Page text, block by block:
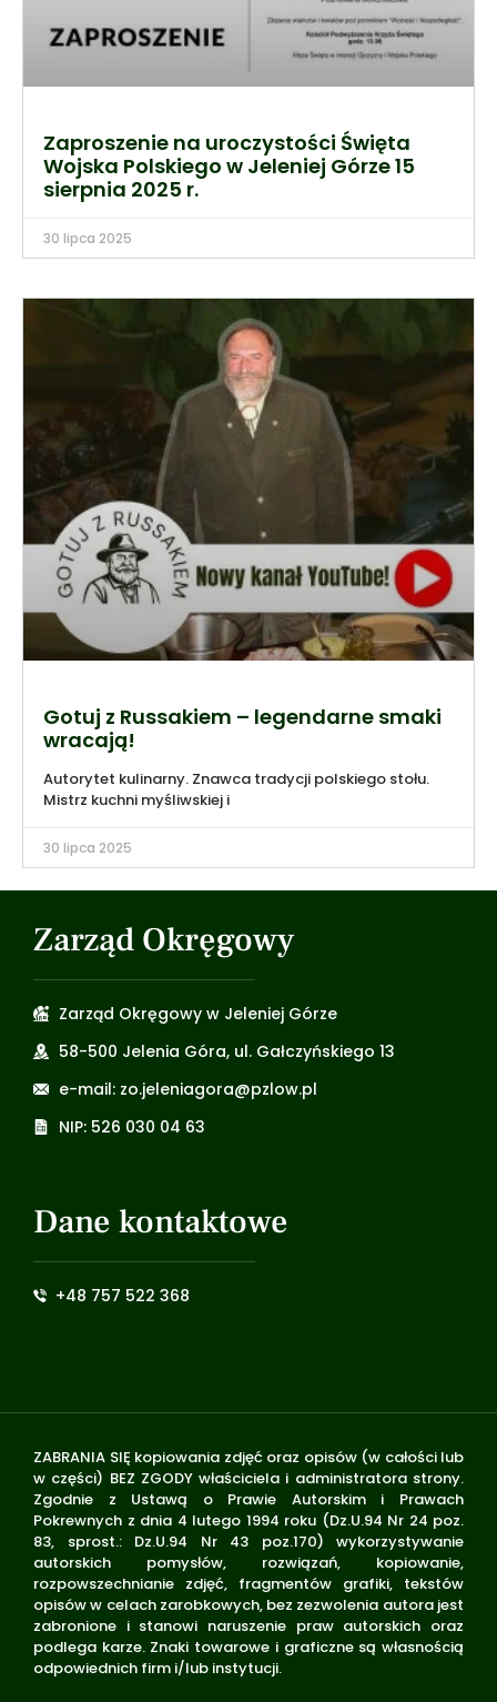
Zaproszenie na uroczystości Święta
Wojska Polskiego w Jeleniej Górze 15
sierpnia 2025 r.
30 lipca 2025
Gotuj z Russakiem – legendarne smaki
wracają!
Autorytet kulinarny. Znawca tradycji polskiego stołu.
Mistrz kuchni myśliwskiej i
30 lipca 2025
Zarząd Okręgowy
Zarząd Okręgowy w Jeleniej Górze
58-500 Jelenia Góra, ul. Gałczyńskiego 13
e-mail: zo.jeleniagora@pzlow.pl
NIP: 526 030 04 63
Dane kontaktowe
+48 757 522 368
ZABRANIA SIĘ kopiowania zdjęć oraz opisów (w całości lub
w części) BEZ ZGODY właściciela i administratora strony.
Zgodnie z Ustawą o Prawie Autorskim i Prawach
Pokrewnych z dnia 4 lutego 1994 roku (Dz.U.94 Nr 24 poz.
83, sprost.: Dz.U.94 Nr 43 poz.170) wykorzystywanie
autorskich pomysłów, rozwiązań, kopiowanie,
rozpowszechnianie zdjęć, fragmentów grafiki, tekstów
opisów w celach zarobkowych, bez zezwolenia autora jest
zabronione i stanowi naruszenie praw autorskich oraz
podlega karze. Znaki towarowe i graficzne są własnością
odpowiednich firm i/lub instytucji.